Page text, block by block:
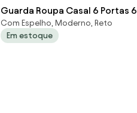
Guarda Roupa Casal 6 Portas 6
Gavetas 223cm Quebec V02
Nature/Brisa -
Com Espelho, Moderno, Reto
Em estoque